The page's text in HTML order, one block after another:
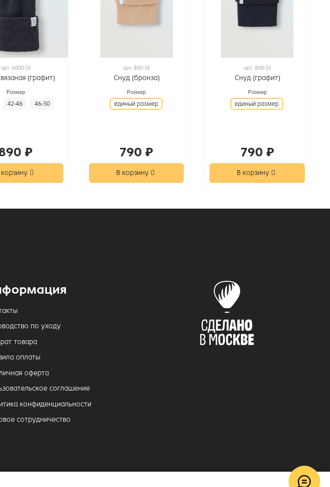
арт. 6000-53
(графит)
Размер
42-46 46-50
₽
корзину
арт.800-55
Снуд (бронза)
Размер
единый размер
790 ₽
В корзину
арт. 800-53
Снуд (графит)
Размер
единый размер
790 ₽
В корзину
по уходу
товара
оплаты
оферта
соглашение
конфиденциальности
сотрудничество
© 2018–2026 ToucanKids™